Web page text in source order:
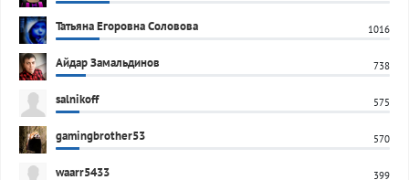
Татьяна Егоровна Соловова 1016
Айдар Замальдинов 738
salnikoff 575
gamingbrother53 570
waarr5433 399